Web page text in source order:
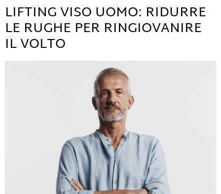
LIFTING VISO UOMO: RIDURRE
LE RUGHE PER RINGIOVANIRE
IL VOLTO